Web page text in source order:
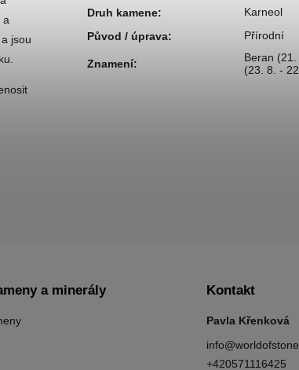
a
jsou
Druh kamene:
Karneol
Původ / úprava: Přírodní
Znamení: Beran
(23. 8. -
a minerály Kontakt
Pavla Křenková
info@
+420571116425